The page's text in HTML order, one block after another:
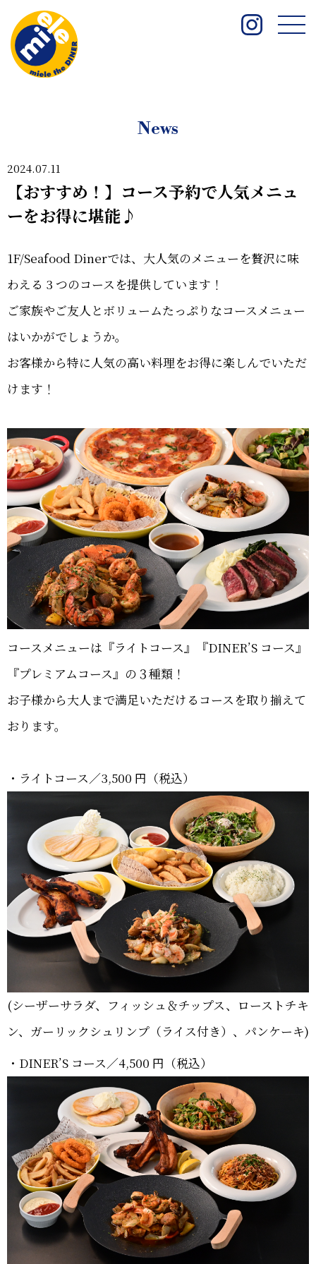
News
2024.07.11
【おすすめ！】コース予約で人気メニュ
ーをお得に堪能♪
1F/Seafood Dinerでは、大人気のメニューを贅沢に味
わえる 3 つのコースを提供しています！
ご家族やご友人とボリュームたっぷりなコースメニュー
はいかがでしょうか。
お客様から特に人気の高い料理をお得に楽しんでいただ
けます！
コースメニューは『ライトコース』『DINER’S コース』
『プレミアムコース』の３種類！
お子様から大人まで満足いただけるコースを取り揃えて
おります。
・ライトコース／3,500 円（税込）
(シーザーサラダ、フィッシュ＆チップス、ローストチキ
ン、ガーリックシュリンプ（ライス付き）、パンケーキ)
・DINER’S コース／4,500 円（税込）